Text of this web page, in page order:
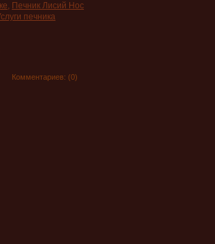
область)
ЛенОбласти
ключ
, Печник Лисий Нос
печника
Комментариев: (0)